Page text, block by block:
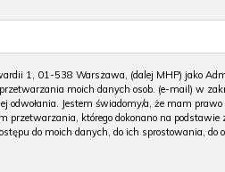
1, 01-538 Warszawa, (dalej MHP) jako
moich danych osob. (e-mail) w
odwołania. Jestem świadomy/a, że mam
przetwarzania, którego dokonano na podstawie
do moich danych, do ich sprostowania, do